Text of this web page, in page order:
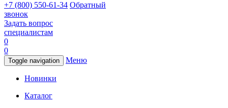
+7 (800) 550-61-34 Обратный
звонок
Задать вопрос
специалистам
0
0
Toggle navigation Меню
Новинки
Каталог